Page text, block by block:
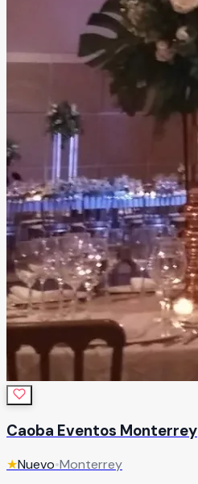
Caoba Eventos Monterrey
★Nuevo•Monterrey